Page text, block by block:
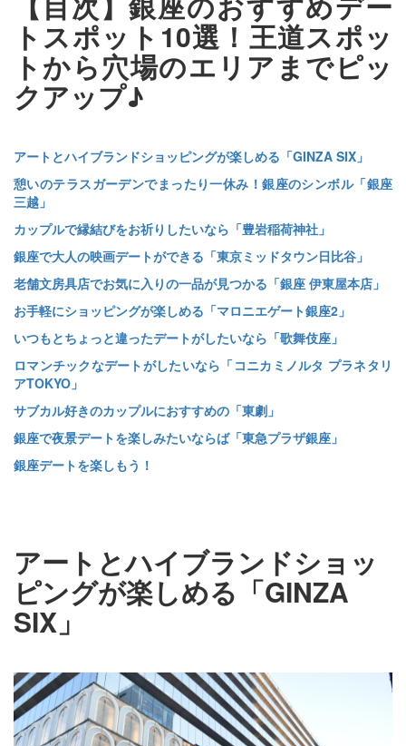
トスポット10選！王道スポッ
トから穴場のエリアまでピッ
クアップ♪
アートとハイブランドショッピングが楽しめる「GINZA SIX」
憩いのテラスガーデンでまったり一休み！銀座のシンボル「銀座
三越」
カップルで縁結びをお祈りしたいなら「豊岩稲荷神社」
銀座で大人の映画デートができる「東京ミッドタウン日比谷」
老舗文房具店でお気に入りの一品が見つかる「銀座 伊東屋本店」
お手軽にショッピングが楽しめる「マロニエゲート銀座2」
いつもとちょっと違ったデートがしたいなら「歌舞伎座」
ロマンチックなデートがしたいなら「コニカミノルタ プラネタリ
アTOKYO」
サブカル好きのカップルにおすすめの「東劇」
銀座で夜景デートを楽しみたいならば「東急プラザ銀座」
銀座デートを楽しもう！
アートとハイブランドショッ
ピングが楽しめる「GINZA
SIX」